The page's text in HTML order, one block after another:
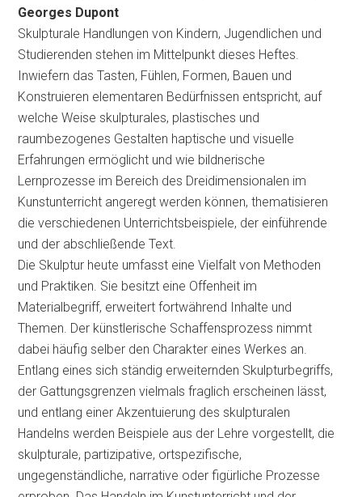
Georges Dupont
Skulpturale Handlungen von Kindern, Jugendlichen und
Studierenden stehen im Mittelpunkt dieses Heftes.
Inwiefern das Tasten, Fühlen, Formen, Bauen und
Konstruieren elementaren Bedürfnissen entspricht, auf
welche Weise skulpturales, plastisches und
raumbezogenes Gestalten haptische und visuelle
Erfahrungen ermöglicht und wie bildnerische
Lernprozesse im Bereich des Dreidimensionalen im
Kunstunterricht angeregt werden können, thematisieren
die verschiedenen Unterrichtsbeispiele, der einführende
und der abschließende Text.
Die Skulptur heute umfasst eine Vielfalt von Methoden
und Praktiken. Sie besitzt eine Offenheit im
Materialbegriff, erweitert fortwährend Inhalte und
Themen. Der künstlerische Schaffensprozess nimmt
dabei häufig selber den Charakter eines Werkes an.
Entlang eines sich ständig erweiternden Skulpturbegriffs,
der Gattungsgrenzen vielmals fraglich erscheinen lässt,
und entlang einer Akzentuierung des skulpturalen
Handelns werden Beispiele aus der Lehre vorgestellt, die
skulpturale, partizipative, ortspezifische,
ungegenständliche, narrative oder figürliche Prozesse